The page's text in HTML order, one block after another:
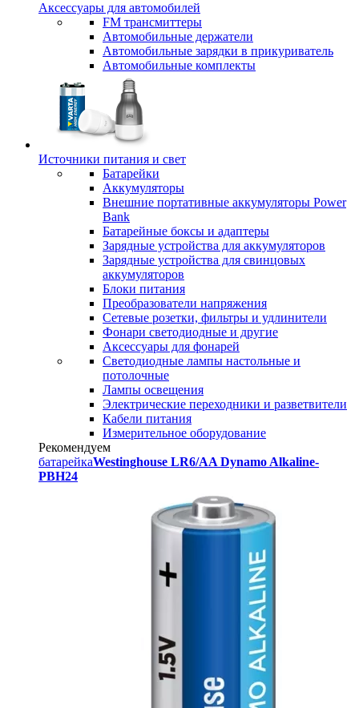
Аксессуары для автомобилей
FM трансмиттеры
Автомобильные держатели
Автомобильные зарядки в прикуриватель
Автомобильные комплекты
Источники питания и свет
Батарейки
Аккумуляторы
Внешние портативные аккумуляторы Power
Bank
Батарейные боксы и адаптеры
Зарядные устройства для аккумуляторов
Зарядные устройства для свинцовых
аккумуляторов
Блоки питания
Преобразователи напряжения
Сетевые розетки, фильтры и удлинители
Фонари светодиодные и другие
Аксессуары для фонарей
Светодиодные лампы настольные и
потолочные
Лампы освещения
Электрические переходники и разветвители
Кабели питания
Измерительное оборудование
Рекомендуем
батарейкаWestinghouse LR6/AA Dynamo Alkaline-
PBH24